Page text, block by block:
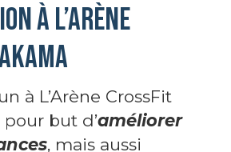
à L’Arène
à L’Arène CrossFit
but d’améliorer
, mais aussi